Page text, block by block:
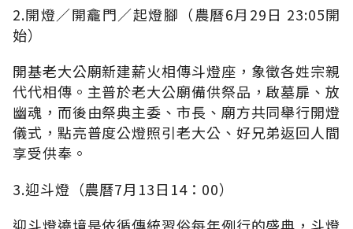
2.開燈∕開龕門∕起燈腳（農曆6月29日 23:05開
始）
開基老大公廟新建薪火相傳斗燈座，象徵各姓宗親
代代相傳。主普於老大公廟備供祭品，啟墓扉、放
幽魂，而後由祭典主委、市長、廟方共同舉行開燈
儀式，點亮普度公燈照引老大公、好兄弟返回人間
享受供奉。
3.迎斗燈（農曆7月13日14：00）
迎斗燈遶境是依循傳統習俗每年例行的盛典，斗燈